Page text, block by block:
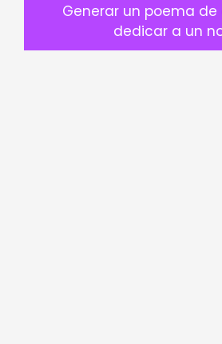
Generar un poema
dedicar a un